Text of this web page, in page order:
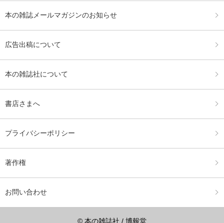
本の雑誌メールマガジンのお知らせ
広告出稿について
本の雑誌社について
書店さまへ
プライバシーポリシー
著作権
お問い合わせ
© 本の雑誌社 / 博報堂